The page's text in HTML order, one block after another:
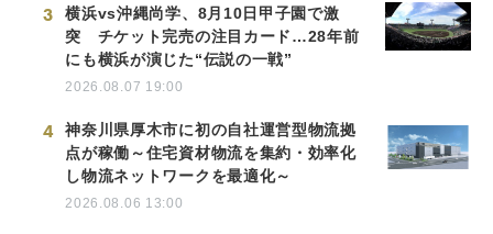
3
横浜vs沖縄尚学、8月10日甲子園で激
突 チケット完売の注目カード…28年前
にも横浜が演じた“伝説の一戦”
2026.08.07 19:00
4
神奈川県厚木市に初の自社運営型物流拠
点が稼働～住宅資材物流を集約・効率化
し物流ネットワークを最適化～
2026.08.06 13:00